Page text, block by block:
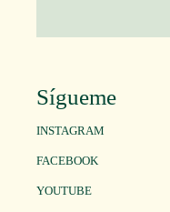
Sígueme
INSTAGRAM
FACEBOOK
YOUTUBE